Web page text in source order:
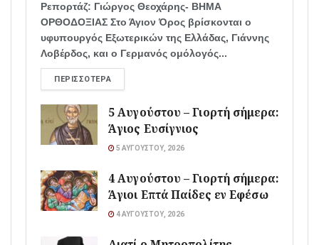
Ρεπορτάζ: Γιώργος Θεοχάρης- ΒΗΜΑ
ΟΡΘΟΔΟΞΙΑΣ Στο Άγιον Όρος βρίσκονται ο
υφυπουργός Εξωτερικών της Ελλάδας, Γιάννης
Λοβέρδος, και ο Γερμανός ομόλογός...
ΠΕΡΙΣΣΌΤΕΡΑ
5 Αυγούστου – Γιορτή σήμερα:
Άγιος Ευσίγνιος
5 ΑΥΓΟΎΣΤΟΥ, 2026
4 Αυγούστου – Γιορτή σήμερα:
Άγιοι Επτά Παίδες εν Εφέσω
4 ΑΥΓΟΎΣΤΟΥ, 2026